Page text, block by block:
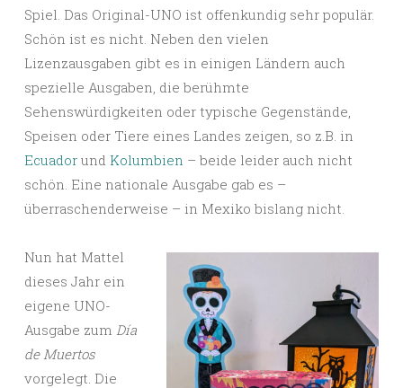
Spiel. Das Original-UNO ist offenkundig sehr populär.
Schön ist es nicht. Neben den vielen
Lizenzausgaben gibt es in einigen Ländern auch
spezielle Ausgaben, die berühmte
Sehenswürdigkeiten oder typische Gegenstände,
Speisen oder Tiere eines Landes zeigen, so z.B. in
Ecuador und Kolumbien – beide leider auch nicht
schön. Eine nationale Ausgabe gab es –
überraschenderweise – in Mexiko bislang nicht.
Nun hat Mattel
dieses Jahr ein
eigene UNO-
Ausgabe zum Día
de Muertos
vorgelegt. Die